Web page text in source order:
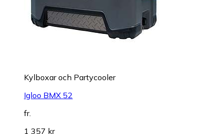
Kylboxar och Partycooler
Igloo BMX 52
fr.
1 357 kr